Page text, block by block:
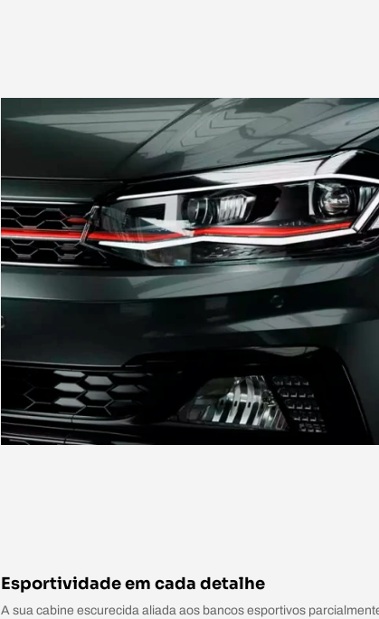
Esportividade em cada detalhe
A sua cabine escurecida aliada aos bancos esportivos